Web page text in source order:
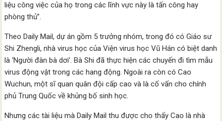
liệu công việc của họ trong các lĩnh vực này là tấn công hay
phòng thủ”.
Theo Daily Mail, dự án gồm 5 trưởng nhóm, trong đó có Giáo sư
Shi Zhengli, nhà virus học của Viện virus học Vũ Hán có biệt danh
là ‘Người đàn bà dơi’. Bà Shi đã thực hiện các chuyến đi tìm mẫu
virus động vật trong các hang động. Ngoài ra còn có Cao
Wuchun, một sĩ quan quân đội cấp cao và là cố vấn cho chính
phủ Trung Quốc về khủng bố sinh học.
Nhưng các tài liệu mà Daily Mail thu được cho thấy Cao là nhà